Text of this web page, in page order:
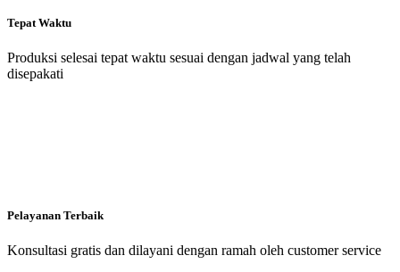
Tepat Waktu
Produksi selesai tepat waktu sesuai dengan jadwal yang telah
disepakati
Pelayanan Terbaik
Konsultasi gratis dan dilayani dengan ramah oleh customer service